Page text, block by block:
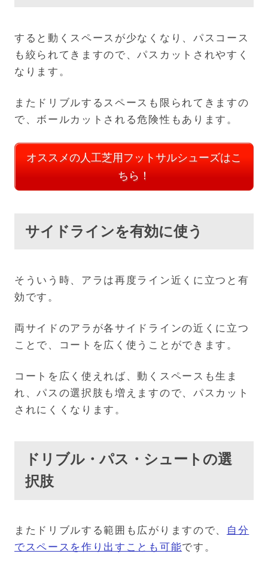
すると動くスペースが少なくなり、パスコース
も絞られてきますので、パスカットされやすく
なります。
またドリブルするスペースも限られてきますの
で、ボールカットされる危険性もあります。
オススメの人工芝用フットサルシューズはこ
ちら！
サイドラインを有効に使う
そういう時、アラは再度ライン近くに立つと有
効です。
両サイドのアラが各サイドラインの近くに立つ
ことで、コートを広く使うことができます。
コートを広く使えれば、動くスペースも生ま
れ、パスの選択肢も増えますので、パスカット
されにくくなります。
ドリブル・パス・シュートの選
択肢
またドリブルする範囲も広がりますので、
自分
でスペースを作り出すことも可能です。